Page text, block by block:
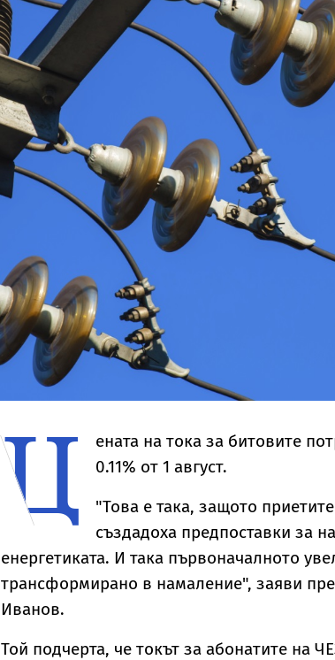
Ц
ената на тока за битовите
0.11% от 1 август.
"Това е така, защото
създадоха предпоставки за
енергетиката. И така първоначалното
трансформирано в намаление", заяви
Иванов.
Той подчерта, че токът за абонатите на